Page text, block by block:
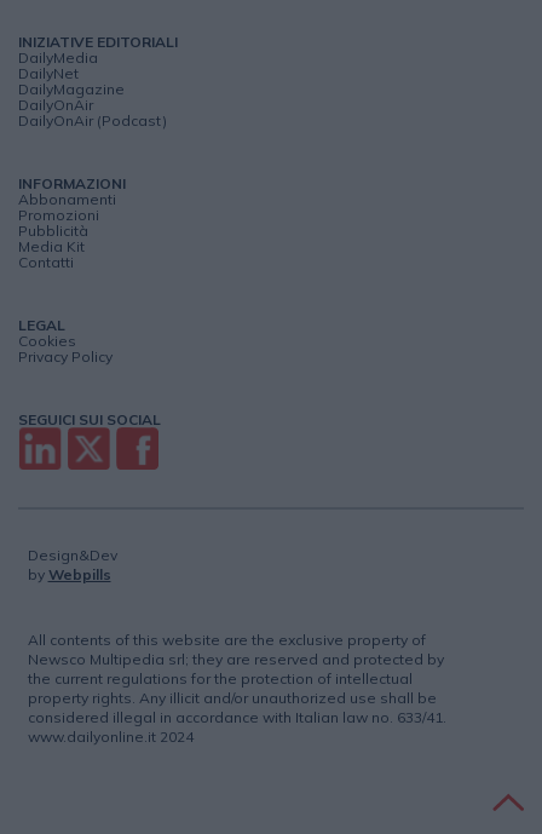
INIZIATIVE EDITORIALI
DailyMedia
DailyNet
DailyMagazine
DailyOnAir
DailyOnAir (Podcast)
INFORMAZIONI
Abbonamenti
Promozioni
Pubblicità
Media Kit
Contatti
LEGAL
Cookies
Privacy Policy
SEGUICI SUI SOCIAL
Design&Dev
by Webpills
All contents of this website are the exclusive property of
Newsco Multipedia srl; they are reserved and protected by
the current regulations for the protection of intellectual
property rights. Any illicit and/or unauthorized use shall be
considered illegal in accordance with Italian law no. 633/41.
www.dailyonline.it 2024